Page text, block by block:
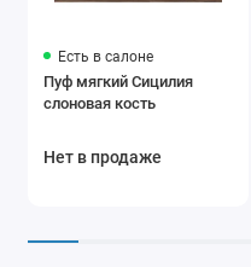
Есть в салоне
Пуф мягкий Сицилия
слоновая кость
Нет в продаже